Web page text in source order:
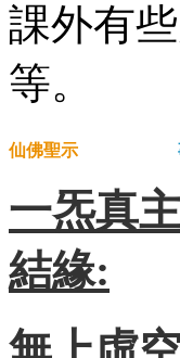
課外有
等。
仙佛聖示
一炁真
結緣: